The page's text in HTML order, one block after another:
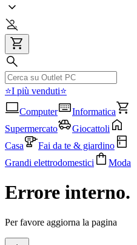
⭐I più venduti⭐
Computer
Informatica
Supermercato
Giocattoli
Casa
Fai da te & giardino
Grandi elettrodomestici
Moda
Errore interno.
Per favore aggiorna la pagina